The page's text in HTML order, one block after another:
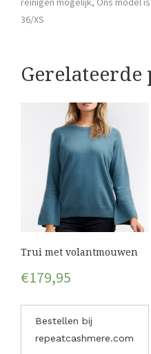
36/XS
Trui met volantmouwen
€179,95
Bestellen bij
repeatcashmere.com